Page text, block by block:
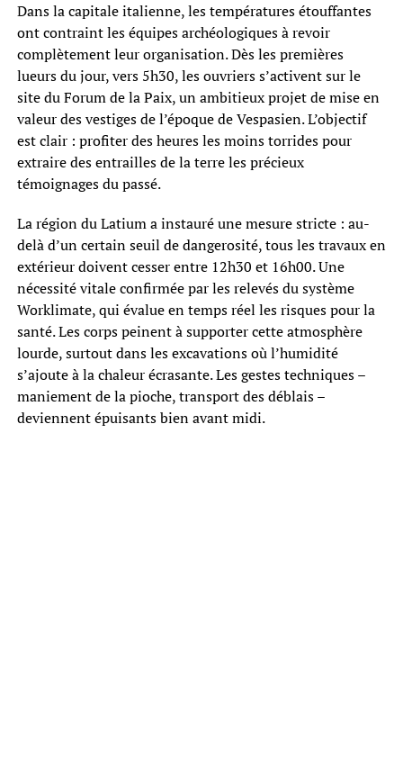
Dans la capitale italienne, les températures étouffantes
ont contraint les équipes archéologiques à revoir
complètement leur organisation. Dès les premières
lueurs du jour, vers 5h30, les ouvriers s’activent sur le
site du Forum de la Paix, un ambitieux projet de mise en
valeur des vestiges de l’époque de Vespasien. L’objectif
est clair : profiter des heures les moins torrides pour
extraire des entrailles de la terre les précieux
témoignages du passé.
La région du Latium a instauré une mesure stricte : au-
delà d’un certain seuil de dangerosité, tous les travaux en
extérieur doivent cesser entre 12h30 et 16h00. Une
nécessité vitale confirmée par les relevés du système
Worklimate, qui évalue en temps réel les risques pour la
santé. Les corps peinent à supporter cette atmosphère
lourde, surtout dans les excavations où l’humidité
s’ajoute à la chaleur écrasante. Les gestes techniques –
maniement de la pioche, transport des déblais –
deviennent épuisants bien avant midi.